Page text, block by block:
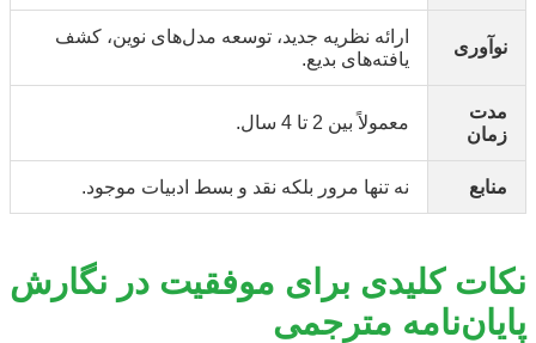
نوآوری
ارائه نظریه جدید، توسعه مدل‌های نوین، کشف
یافته‌های بدیع.
مدت
زمان
معمولاً بین 2 تا 4 سال.
منابع نه تنها مرور بلکه نقد و بسط ادبیات موجود.
نکات کلیدی برای موفقیت در نگارش
پایان‌نامه مترجمی